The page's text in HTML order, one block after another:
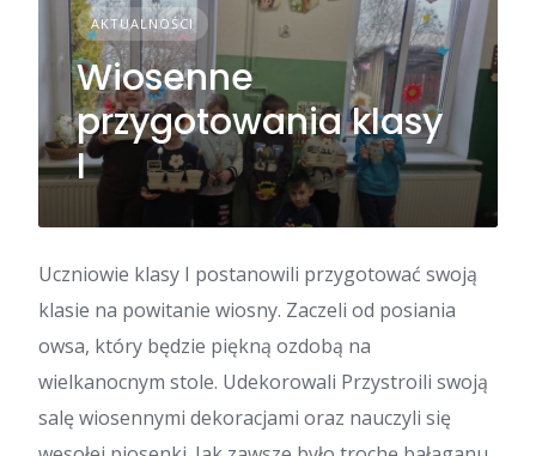
AKTUALNOŚCI
Wiosenne
przygotowania klasy
I
Uczniowie klasy I postanowili przygotować swoją
klasie na powitanie wiosny. Zaczeli od posiania
owsa, który będzie piękną ozdobą na
wielkanocnym stole. Udekorowali Przystroili swoją
salę wiosennymi dekoracjami oraz nauczyli się